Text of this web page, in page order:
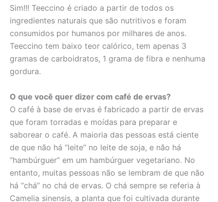
Sim!!! Teeccino é criado a partir de todos os
ingredientes naturais que são nutritivos e foram
consumidos por humanos por milhares de anos.
Teeccino tem baixo teor calórico, tem apenas 3
gramas de carboidratos, 1 grama de fibra e nenhuma
gordura.
O que você quer dizer com café de ervas?
O café à base de ervas é fabricado a partir de ervas
que foram torradas e moídas para preparar e
saborear o café. A maioria das pessoas está ciente
de que não há “leite” no leite de soja, e não há
“hambúrguer” em um hambúrguer vegetariano. No
entanto, muitas pessoas não se lembram de que não
há “chá” no chá de ervas. O chá sempre se referia à
Camelia sinensis, a planta que foi cultivada durante